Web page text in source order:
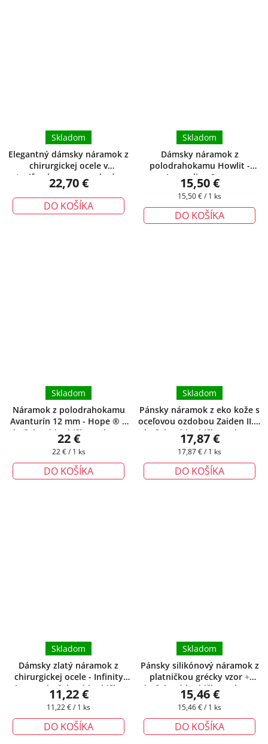
Elegantný dámsky náramok z
chirurgickej ocele v
trojfarebnom prevedení
darčeková krabička zadarmo
Skladom
22,70 €
DO KOŠÍKA
Dámsky náramok z
polodrahokamu Howlit -
Jacqueline 8 mm
Skladom
15,50 €
Jednotková
cena:
15,50 € / 1 ks
DO KOŠÍKA
Náramok z polodrahokamu
Avanturín 12 mm - Hope ® +
darčeková krabička zadarmo
Skladom
22 €
Jednotková
cena:
22 € / 1 ks
DO KOŠÍKA
Pánsky náramok z eko kože s
oceľovou ozdobou Zaiden II.+
darčeková krabička zadarmo
Skladom
17,87 €
Jednotková
cena:
17,87 € / 1 ks
DO KOŠÍKA
Dámsky zlatý náramok z
chirurgickej ocele - Infinity
Love
+ darčeková krabička
zadarmo
Skladom
11,22 €
Jednotková
cena:
11,22 € / 1 ks
DO KOŠÍKA
Pánsky silikónový náramok z
platničkou grécky vzor +
darčeková krabička zadarmo
Skladom
15,46 €
Jednotková
cena:
15,46 € / 1 ks
DO KOŠÍKA